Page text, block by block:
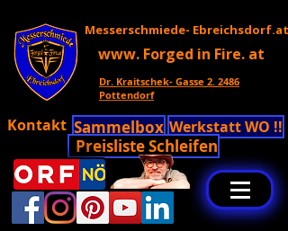
Messerschmiede- Ebreichsdorf.at
www. Forged in Fire. at
Dr. Kraitschek- Gasse 2. 2486
Pottendorf
Kontakt Sammelbox Werkstatt WO !!
Preisliste Schleifen